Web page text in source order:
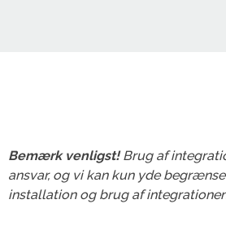
Bemærk venligst!Brug af
ansvar, og vi kan kun yde
installation og brug af